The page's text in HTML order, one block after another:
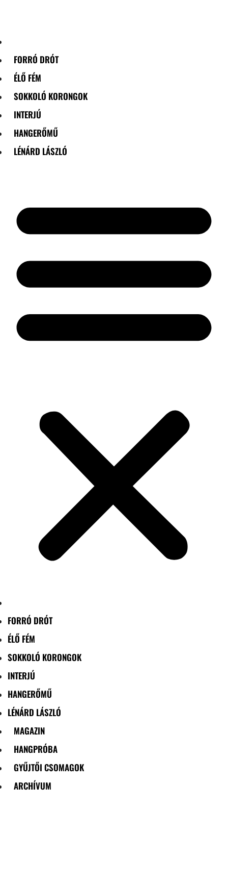
FORRÓ DRÓT
ÉLŐ FÉM
SOKKOLÓ KORONGOK
INTERJÚ
HANGERŐMŰ
LÉNÁRD LÁSZLÓ
FORRÓ DRÓT
ÉLŐ FÉM
SOKKOLÓ KORONGOK
INTERJÚ
HANGERŐMŰ
LÉNÁRD LÁSZLÓ
MAGAZIN
HANGPRÓBA
GYŰJTŐI CSOMAGOK
ARCHÍVUM